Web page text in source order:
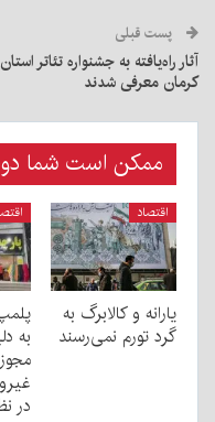
پست قبلی
آثار راه‌یافته به جشنواره تئاتر استان
کرمان معرفی شدند
ممکن است شما
اقتصاد
یارانه و کالابرگ به
گرد تورم نمی‌رسند
به
در